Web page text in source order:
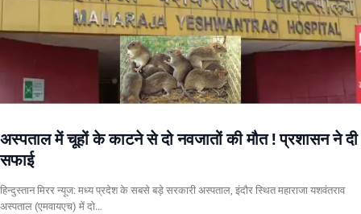
अस्पताल में चूहों के काटने से दो नवजातों की मौत ! प्रशासन ने दी
सफाई
हिन्दुस्तान मिरर न्यूज: मध्य प्रदेश के सबसे बड़े सरकारी अस्पताल, इंदौर स्थित महाराजा यशवंतराव
अस्पताल (एमवायएच) में दो…